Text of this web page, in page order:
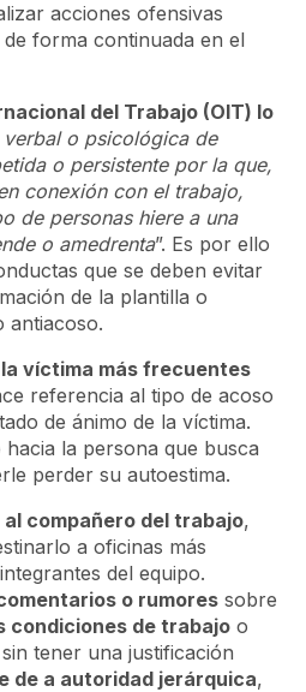
acciones ofensivas
forma continuada en el
del Trabajo (OIT) lo
o psicológica de
o persistente por la que,
conexión con el trabajo,
de personas hiere a una
o amedrenta”. Es por ello
que se deben evitar
de la plantilla o
antiacoso.
víctima más frecuentes
referencia al tipo de acoso
de ánimo de la víctima.
la persona que busca
perder su autoestima.
compañero del trabajo,
a oficinas más
del equipo.
o rumores sobre
condiciones de trabajo o
tener una justificación
de a autoridad jerárquica,